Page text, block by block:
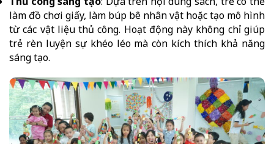
làm đồ chơi giấy, làm búp bê nhân vật hoặc tạo mô hình
từ các vật liệu thủ công. Hoạt động này không chỉ giúp
trẻ rèn luyện sự khéo léo mà còn kích thích khả năng
sáng tạo.